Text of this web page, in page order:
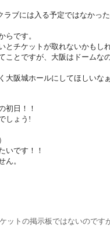
ラブには入る予定ではなかっ
らです。
とチケットが取れないかもし
ことですが、大阪はドームな
大阪城ホールにしてほしいなぁ
初日！！
しょう!
いです！！
ん。
ットの掲示板ではないのです